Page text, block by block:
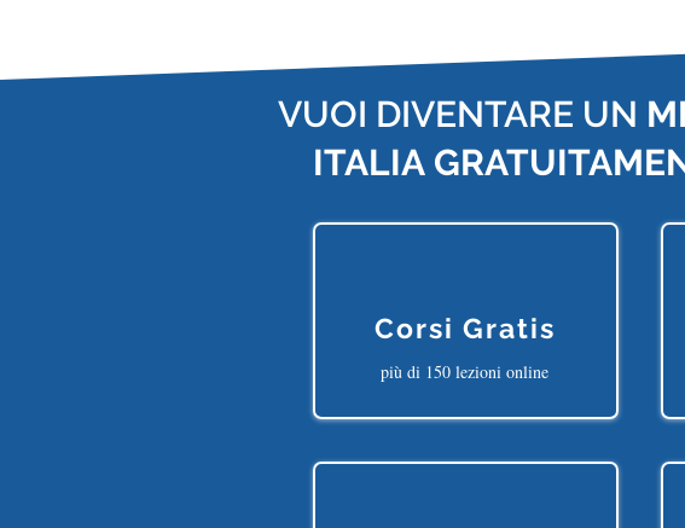
VUOI DIVENTARE UN
ITALIA
Corsi Gratis
più di 150 lezioni online